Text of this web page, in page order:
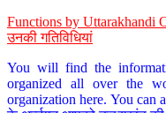
Functions by Uttarakhandi
उनकी गतिविधियां
You will find the
organized all over the
organization here. You can